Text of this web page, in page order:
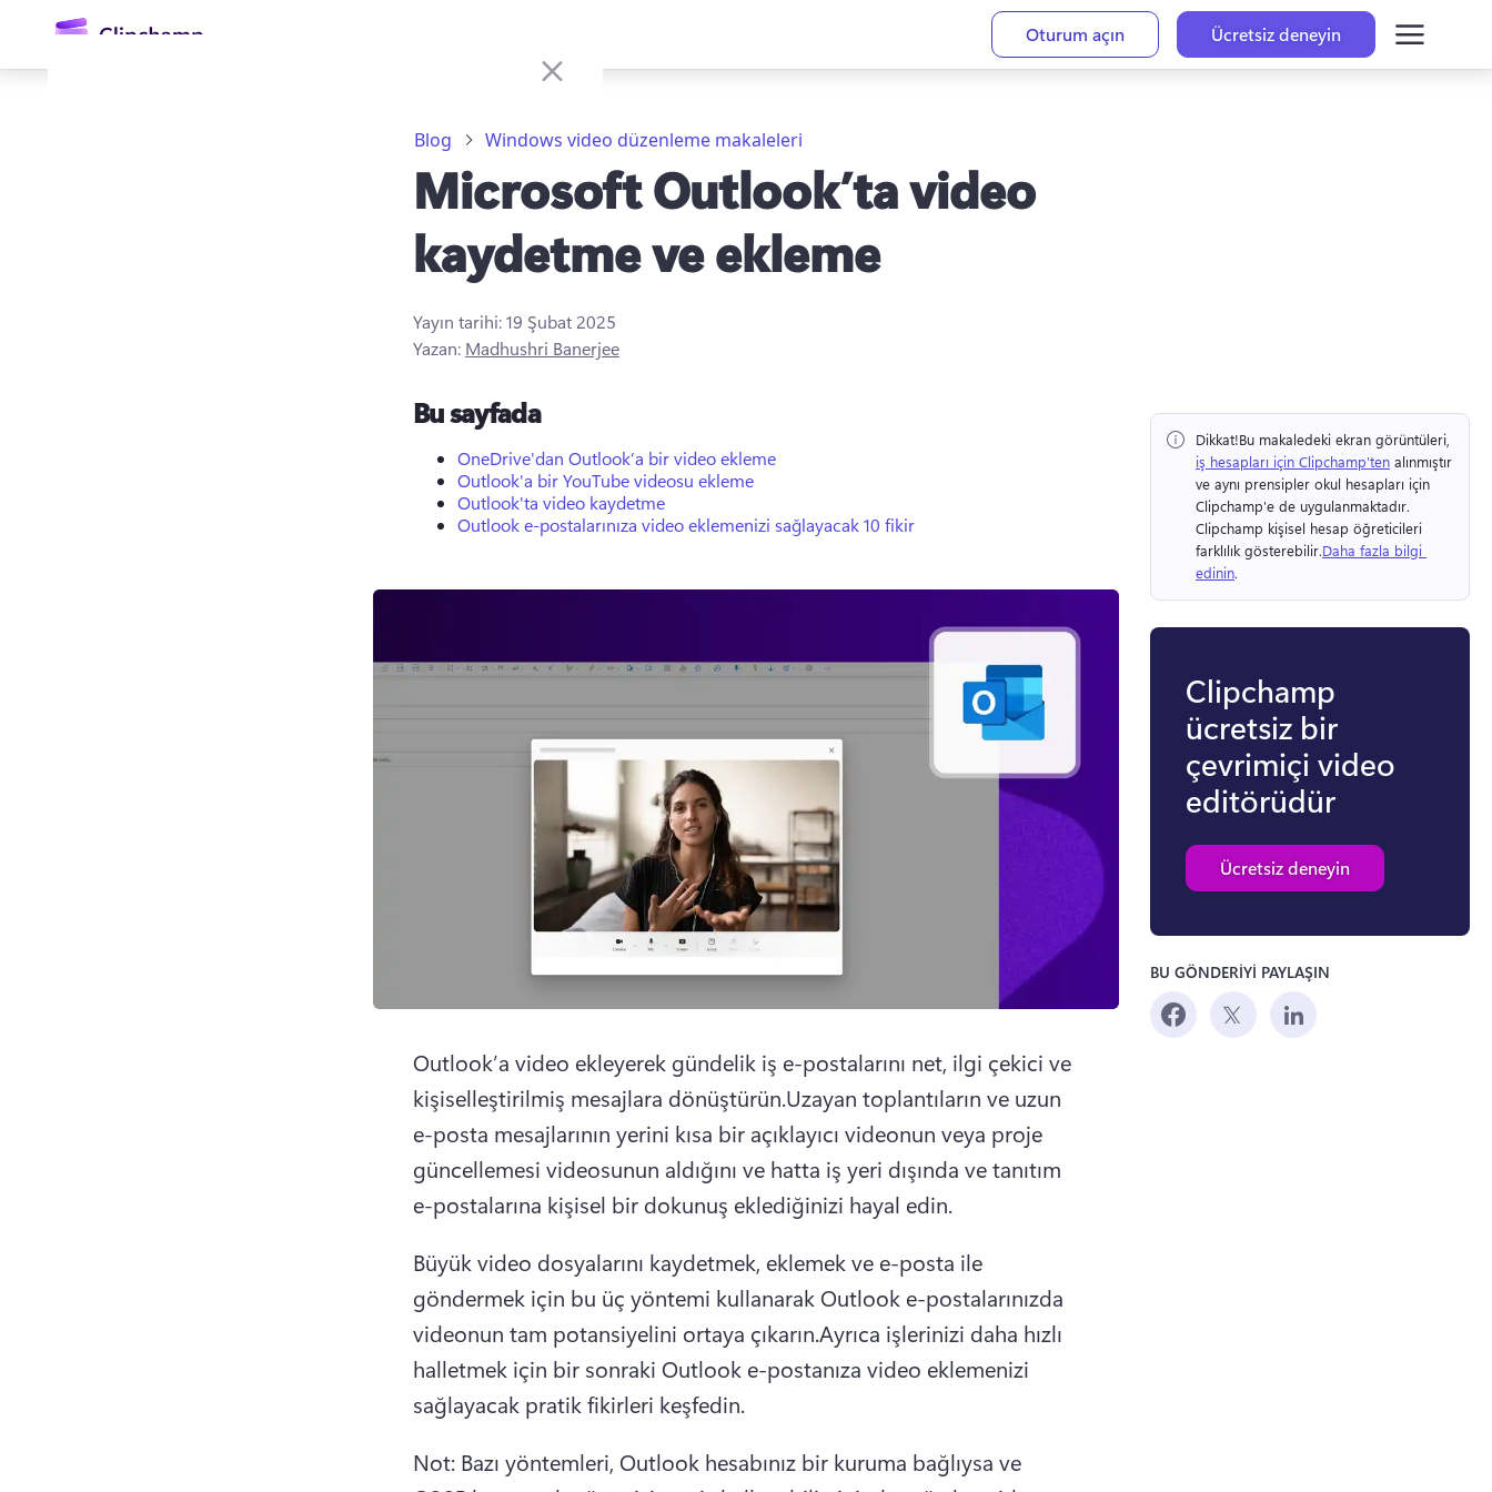
Oturum açın
Ücretsiz deneyin
Blog Windows video düzenleme makaleleri
Microsoft Outlook’ta video
kaydetme ve ekleme
Yayın tarihi:19 Şubat 2025
Yazan: Madhushri Banerjee
Bu sayfada
OneDrive'dan Outlook’a bir video ekleme
Outlook'a bir YouTube videosu ekleme
Outlook'ta video kaydetme
Outlook e-postalarınıza video eklemenizi sağlayacak 10 fikir
Outlook’a video ekleyerek gündelik iş e-postalarını net, ilgi çekici ve
kişiselleştirilmiş mesajlara dönüştürün.Uzayan toplantıların ve uzun
e-posta mesajlarının yerini kısa bir açıklayıcı videonun veya proje
güncellemesi videosunun aldığını ve hatta iş yeri dışında ve tanıtım
e-postalarına kişisel bir dokunuş eklediğinizi hayal edin.
Büyük video dosyalarını kaydetmek, eklemek ve e-posta ile
göndermek için bu üç yöntemi kullanarak Outlook e-postalarınızda
videonun tam potansiyelini ortaya çıkarın.Ayrıca işlerinizi daha hızlı
halletmek için bir sonraki Outlook e-postanıza video eklemenizi
sağlayacak pratik fikirleri keşfedin.
Not: Bazı yöntemleri, Outlook hesabınız bir kuruma bağlıysa ve
Dikkat!
iş hesapları için Clipchamp'ten alınmıştır
ve aynı prensipler okul hesapları için
Clipchamp kişisel hesap öğreticileri
farklılık gösterebilir.Daha fazla bilgi
edinin.
Clipchamp
ücretsiz bir
çevrimiçi video
editörüdür
Ücretsiz deneyin
BU GÖNDERİYİ PAYLAŞIN